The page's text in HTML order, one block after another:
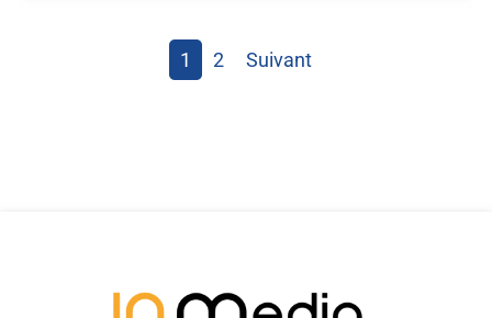
1 2 Suivant